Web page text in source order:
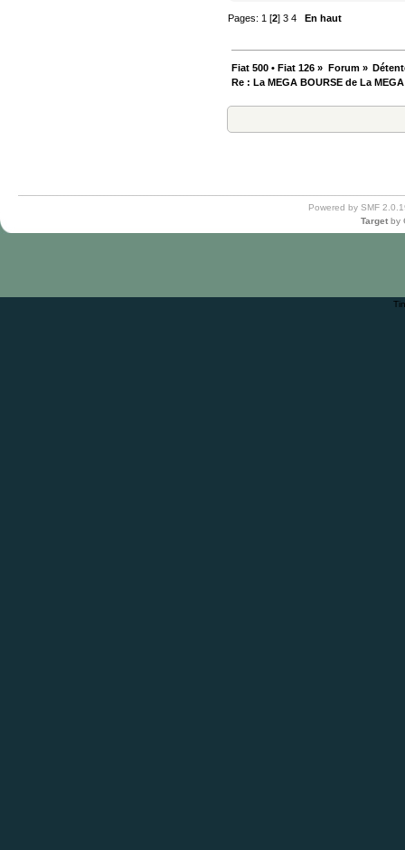
Pages: 1 [2]3 4 En haut
Fiat 500 • Fiat 126 » Forum»
Re : La MEGA BOURSE de La
Powered by SMF
Target by